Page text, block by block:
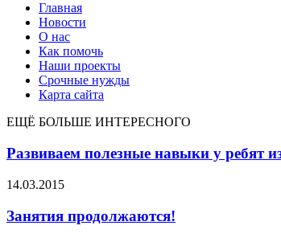
Главная
Новости
О нас
Как помочь
Наши проекты
Срочные нужды
Карта сайта
ЕЩЁ БОЛЬШЕ ИНТЕРЕСНОГО
Развиваем полезные навыки у ребят
14.03.2015
Занятия продолжаются!